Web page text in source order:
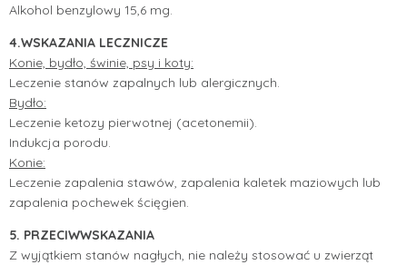
Alkohol benzylowy 15,6 mg.
4.WSKAZANIA LECZNICZE
Konie, bydło, świnie, psy i koty:
Leczenie stanów zapalnych lub alergicznych.
Bydło:
Leczenie ketozy pierwotnej (acetonemii).
Indukcja porodu.
Konie:
Leczenie zapalenia stawów, zapalenia kaletek maziowych lub
zapalenia pochewek ścięgien.
5. PRZECIWWSKAZANIA
Z wyjątkiem stanów nagłych, nie należy stosować u zwierząt